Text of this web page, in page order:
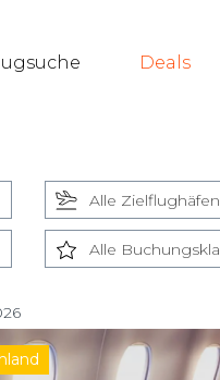
Deals
Alle Zielflughäfen